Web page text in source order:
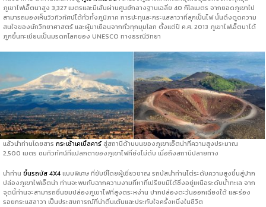
ภูเขาไฟเอ็ตนาสูง 3,327 เมตรและมีเส้นผ่านศูนย์กลางฐานเฉลี่ย 40 กิโลเมตร จากยอดภูเขาไป
สามารถมองเห็นวิวทิวทัศน์ได้ทั่วทั้งภูมิภาค การปะทุและกระแสลาวาที่ลุกเป็นไฟ นั้นดึงดูดความ
สนใจของนักวิทยาศาสตร์ และผู้มาเยือนจากทั่วทุกมุมโลก ตั้งแต่ปี ค.ศ. 2013 ภูเขาไฟเอ็ตนาได้
ภูกขึ้นทะเบียนเป็นมรดกโลกของ UNESCO ทางธรณีวิทยา
แล้วนำท่านโดยสาร กระเช้าเคเบิ้ลคาร์สู่สถานีด้านบนของภูเขาเอ็ตน่าที่ความสูงประมาณ
2,500 เมตร ชมทิวทัศน์ที่แปลกตาของภูเขาไฟที่ยังไม่ดับ เมื่อถึงสถานีปลายทาง
นำท่าน ขึ้นรถบัส 4X4แบบพิเศษ ที่ขับขี่โดยผู้เชี่ยวชาญ รถบัสนำท่านไต่ระดับความสูงขึ้นสู่ปาก
ปล่องภูเขาไฟเอ็ตน่า ท่านจะพบกับฉากความงามที่หาที่เปรียบมิได้ซึ่งอยู่เหนือระดับน้ำทะเล จาก
จุดนี้ท่านจะสามารถชื่นชมปล่องภูเขาไฟที่สูงตระหง่าน ปากปล่องตะวันออกเฉียงใต้ และร่อง
รอยกระแสลาวา เป็นประสบการณ์ที่น่าตื่นเต้นและประทับใจครั้งหนึ่งในชีวิต